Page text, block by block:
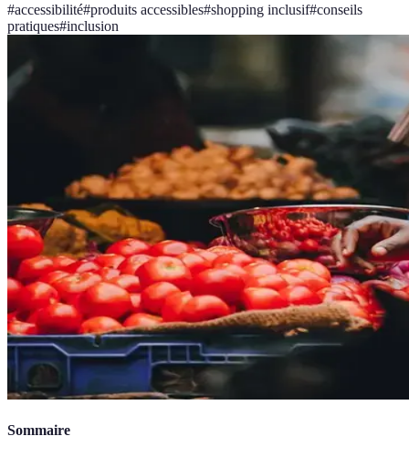
#accessibilité#produits accessibles#shopping inclusif#conseils
pratiques#inclusion
Sommaire